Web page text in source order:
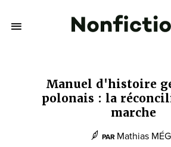
Manuel d'histoire
polonais : la
marche
PAR Mathias